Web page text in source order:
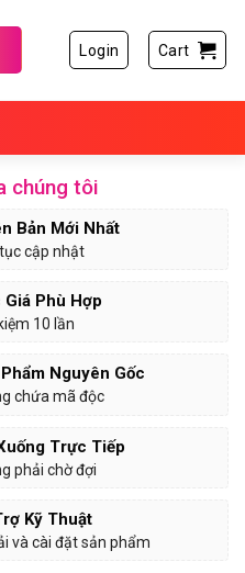
Login Cart
chúng tôi
Bản Mới Nhất
cập nhật
Giá Phù Hợp
10 lần
Nguyên Gốc
chứa mã độc
Trực Tiếp
phải chờ đợi
Kỹ Thuật
và cài đặt sản phẩm